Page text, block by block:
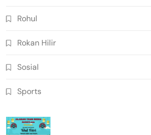
Rohul
Rokan Hilir
Sosial
Sports